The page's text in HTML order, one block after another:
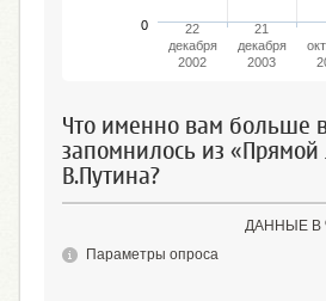
22
декабря
2002
21
декабря
2003
0
Что именно вам больше
запомнилось из
В.Путина?
ДАННЫЕ В
Параметры опроса